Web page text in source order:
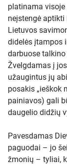
platinama
neįstengė
Lietuvos
didelės įtampos
darbuose
Žvelgdamas į
užaugintus jų
posakis „ieškok
painiavos) gali
daugelio didžių
Pavesdamas
paguodai – jo
žmonių – tyliai,